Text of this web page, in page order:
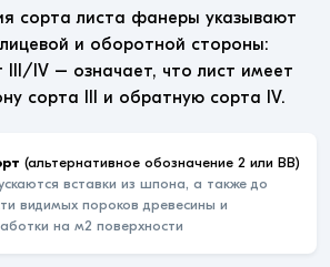
сорта листа фанеры указывают
и оборотной стороны:
III/IV – означает, что лист имеет
сорта III и обратную сорта IV.
(альтернативное обозначение 2 или ВВ)
вставки из шпона, а также до
видимых пороков древесины и
на м2 поверхности